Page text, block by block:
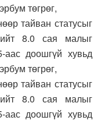
төгрөг,
тайван статусыг
8.0 сая малыг
аас доошгүй хувьд
төгрөг,
тайван статусыг
8.0 сая малыг
аас доошгүй хувьд